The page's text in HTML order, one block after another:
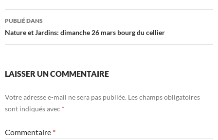
Navigation
des
PUBLIÉ DANS
Nature et Jardins: dimanche 26 mars bourg du cellier
LAISSER UN COMMENTAIRE
Votre adresse e-mail ne sera pas publiée. Les champs obligatoires
sont indiqués avec *
Commentaire *